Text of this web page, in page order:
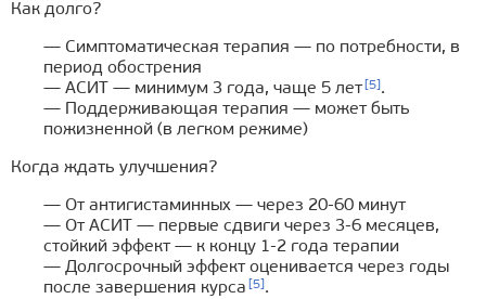
Как долго?
— Симптоматическая терапия — по потребности, в
период обострения
— АСИТ — минимум 3 года, чаще 5 лет [5] .
— Поддерживающая терапия — может быть
пожизненной (в легком режиме)
Когда ждать улучшения?
— От антигистаминных — через 20-60 минут
— От АСИТ — первые сдвиги через 3-6 месяцев,
стойкий эффект — к концу 1-2 года терапии
— Долгосрочный эффект оценивается через годы
после завершения курса [5] .